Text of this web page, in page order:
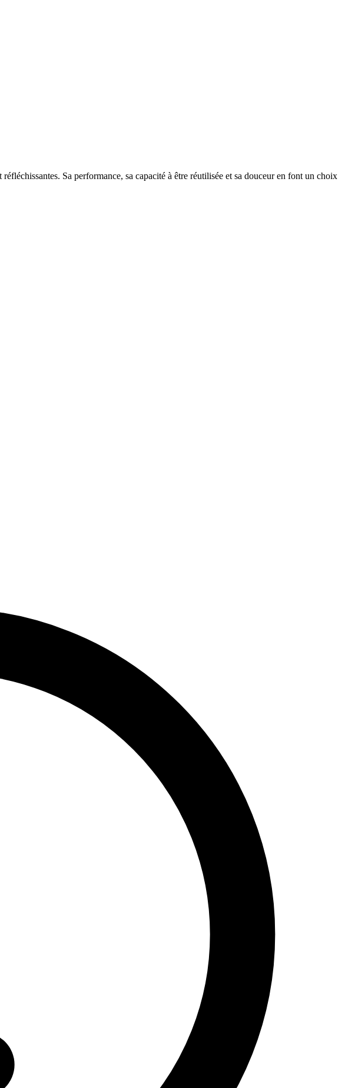
Sa performance, sa capacité à être réutilisée et sa douceur en font un choix